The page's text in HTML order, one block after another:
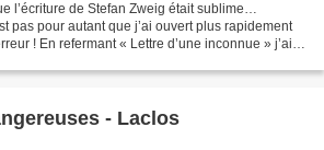
l’écriture de Stefan Zweig était sublime…
pas pour autant que j’ai ouvert plus rapidement
! En refermant « Lettre d’une inconnue » j’ai
- Laclos